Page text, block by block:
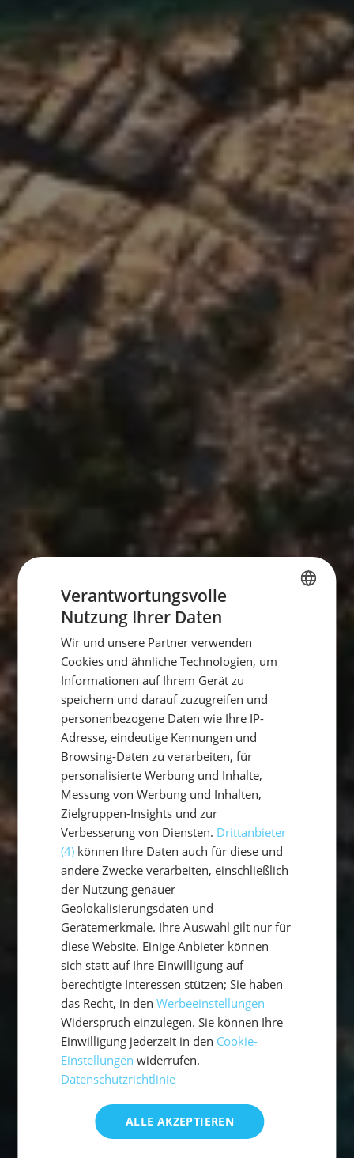
Verantwortungsvolle
Nutzung Ihrer Daten
Wir und unsere Partner verwenden
Cookies und ähnliche Technologien, um
Informationen auf Ihrem Gerät zu
speichern und darauf zuzugreifen und
personenbezogene Daten wie Ihre IP-
Adresse, eindeutige Kennungen und
Browsing-Daten zu verarbeiten, für
personalisierte Werbung und Inhalte,
Messung von Werbung und Inhalten,
Zielgruppen-Insights und zur
Verbesserung von Diensten. Drittanbieter
(4) können Ihre Daten auch für diese und
andere Zwecke verarbeiten, einschließlich
der Nutzung genauer
Geolokalisierungsdaten und
Gerätemerkmale. Ihre Auswahl gilt nur für
diese Website. Einige Anbieter können
sich statt auf Ihre Einwilligung auf
berechtigte Interessen stützen; Sie haben
das Recht, in denWerbeeinstellungen
Widerspruch einzulegen. Sie können Ihre
Einwilligung jederzeit in den Cookie-
Einstellungen widerrufen.
Datenschutzrichtlinie
ALLE AKZEPTIEREN